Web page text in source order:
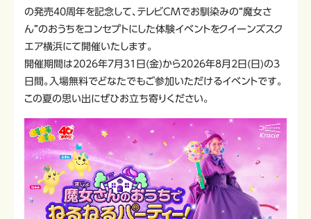
の発売40周年を記念して、テレビCMでお馴染みの“魔女さ
ん”のおうちをコンセプトにした体験イベントをクイーンズスク
エア横浜にて開催いたします。
開催期間は2026年7月31日(金)から2026年8月2日(日)の3
日間。入場無料でどなたでもご参加いただけるイベントです。
この夏の思い出にぜひお立ち寄りください。